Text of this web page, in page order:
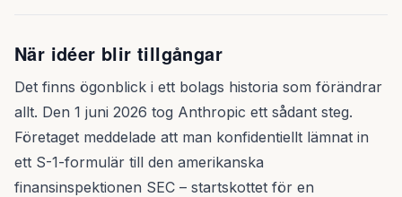
När idéer blir tillgångar
Det finns ögonblick i ett bolags historia som förändrar
allt. Den 1 juni 2026 tog Anthropic ett sådant steg.
Företaget meddelade att man konfidentiellt lämnat in
ett S-1-formulär till den amerikanska
finansinspektionen SEC – startskottet för en